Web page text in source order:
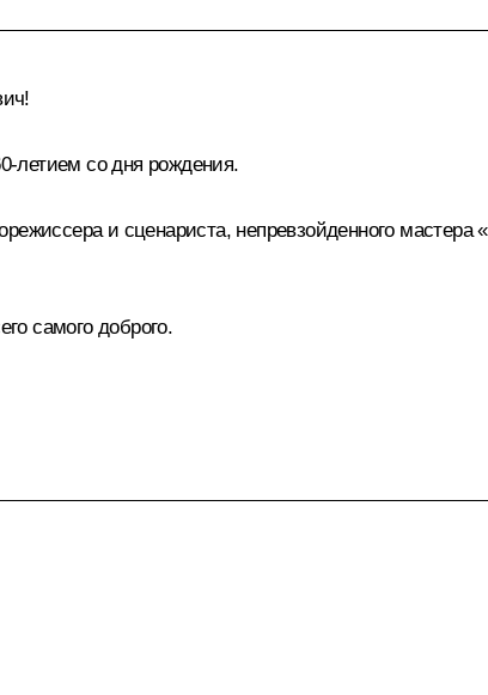
летием со дня рождения.
и сценариста, непревзойденного
самого доброго.